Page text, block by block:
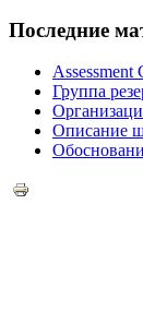
Последние
Assessment
Группа
Описание